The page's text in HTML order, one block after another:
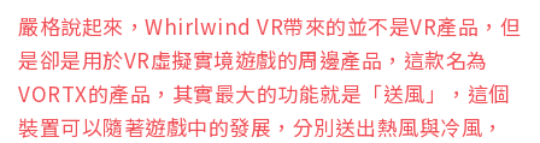
嚴格說起來，Whirlwind VR帶來的並不是VR產品，但
是卻是用於VR虛擬實境遊戲的周邊產品，這款名為
VORTX的產品，其實最大的功能就是「送風」，這個
裝置可以隨著遊戲中的發展，分別送出熱風與冷風，